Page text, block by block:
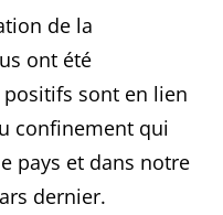
de la
ont été
sont en lien
confinement qui
pays et dans notre
dernier.